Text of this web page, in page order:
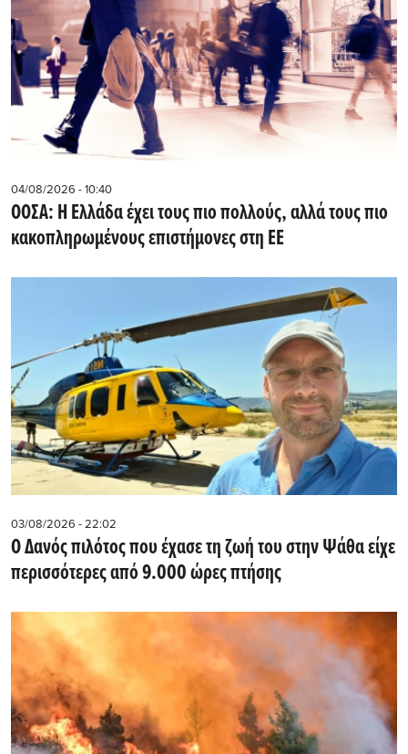
04/08/2026 - 10:40
ΟΟΣΑ: Η Ελλάδα έχει τους πιο πολλούς, αλλά τους πιο
κακοπληρωμένους επιστήμονες στη ΕΕ
03/08/2026 - 22:02
Ο Δανός πιλότος που έχασε τη ζωή του στην Ψάθα είχε
περισσότερες από 9.000 ώρες πτήσης